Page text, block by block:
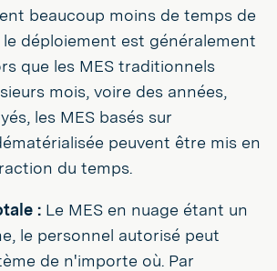
beaucoup moins de temps de
déploiement est généralement
que les MES traditionnels
mois, voire des années,
les MES basés sur
peuvent être mis en
du temps.
: Le MES en nuage étant un
le personnel autorisé peut
de n'importe où. Par